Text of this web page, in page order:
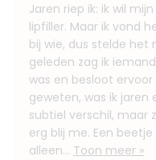
Jaren riep ik: ik wil
lipfiller. Maar ik vond
bij wie, dus stelde
geleden zag ik
was en besloot
geweten, was ik jaren
subtiel verschil, maar
erg blij me. Een
alleen... Toon meer »